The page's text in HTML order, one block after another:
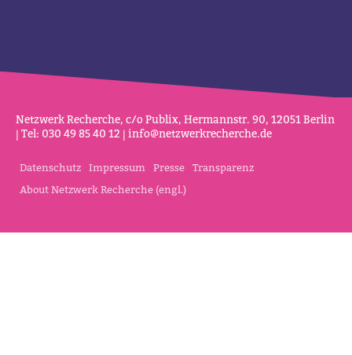
Netz­werk Recherche, c/o Publix, Her­mannstr. 90, 12051 Berlin
| Tel: 030 49 85 40 12 | info@netz­werk­re­cherche.de
Datenschutz Impressum Presse Transparenz
About Netzwerk Recherche (engl.)